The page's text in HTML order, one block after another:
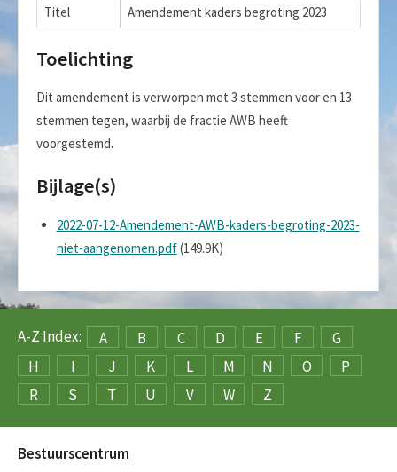
Titel
Amendement kaders begroting 2023
Toelichting
Dit amendement is verworpen met 3 stemmen voor en 13
stemmen tegen, waarbij de fractie AWB heeft
voorgestemd.
Bijlage(s)
2022-07-12-Amendement-AWB-kaders-begroting-2023-
niet-aangenomen.pdf(149.9K)
A-Z Index: A B C D E F
G
H
I J K L M N O
P
R
S T U V W Z
Bestuurscentrum